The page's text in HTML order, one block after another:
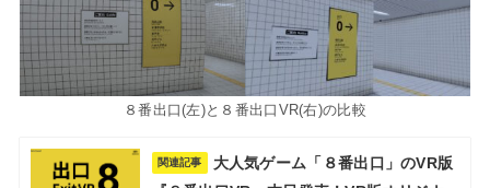
８番出口(左)と８番出口VR(右)の比較
関連記事
大人気ゲーム「８番出口」のVR版